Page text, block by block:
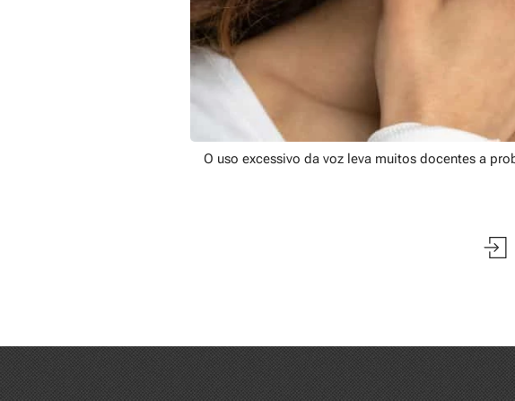
O uso excessivo da voz leva muitos docentes a